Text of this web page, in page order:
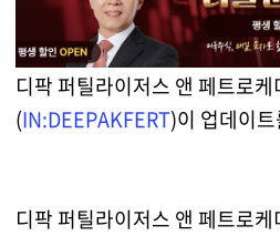
디팍 퍼틸라이저스 앤 페트로
(IN:DEEPAKFERT)이 업데이
디팍 퍼틸라이저스 앤 페트로